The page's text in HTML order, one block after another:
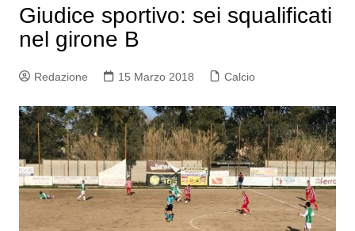
Giudice sportivo: sei squalificati
nel girone B
Redazione 15 Marzo 2018 Calcio